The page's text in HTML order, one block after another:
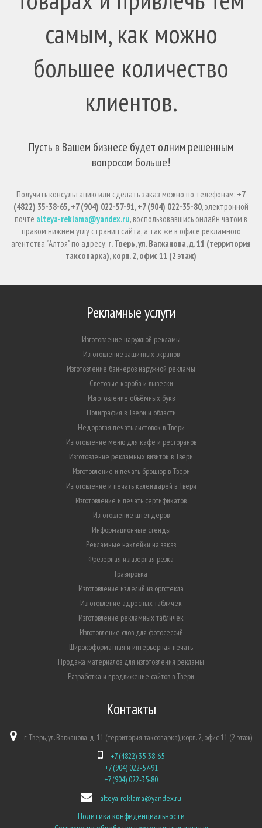
самым, как можно
большее количество
клиентов.
Пусть в Вашем бизнесе будет одним решенным
вопросом больше!
Получить консультацию или сделать заказ можно по телефонам: +7
(4822) 35-38-65, +7 (904) 022-57-91, +7 (904) 022-35-80, электронной
почте alteya-reklama@yandex.ru, воспользовавшись онлайн чатом в
правом нижнем углу страниц сайта, а так же в офисе рекламного
агентства "Алтэя" по адресу: г. Тверь, ул. Вагжанова, д. 11 (территория
таксопарка), корп. 2, офис 11 (2 этаж)
Рекламные услуги
Изготовление наружной рекламы
Изготовление защитных экранов
Изготовление баннеров наружной рекламы
Световые короба и вывески
Изготовление объёмных букв
Полиграфия в Твери и области
Недорогая печать листовок в Твери
Изготовление меню для кафе и ресторанов
Изготовление рекламных визиток в Твери
Изготовление и печать брошюр в Твери
Изготовление и печать календарей в Твери
Изготовление и печать сертификатов
Изготовление штендеров
Информационные стенды
Рекламные наклейки на заказ
Фрезерная и лазерная резка
Гравировка
Изготовление изделий из оргстекла
Изготовление адресных табличек
Изготовление рекламных табличек
Изготовление слов для фотосессий
Широкоформатная и интерьерная печать
Продажа материалов для изготовления рекламы
Разработка и продвижение сайтов в Твери
Контакты
г. Тверь, ул. Вагжанова, д. 11 (территория таксопарка), корп. 2, офис 11 (2 этаж)
+7 (4822) 35-38-65
+7 (904) 022-57-91
+7 (904) 022-35-80
alteya-reklama@yandex.ru
Политика конфиденциальности